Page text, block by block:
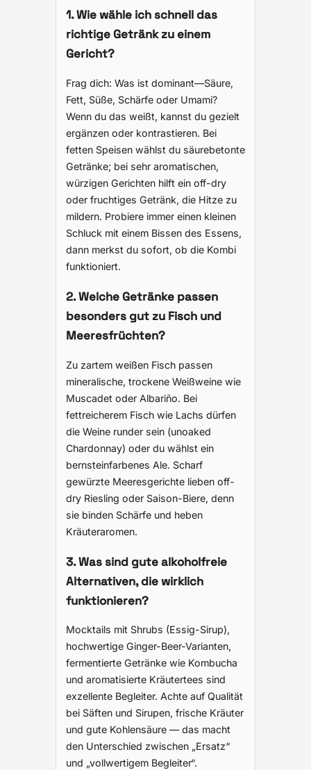
1. Wie wähle ich schnell das
richtige Getränk zu einem
Gericht?
Frag dich: Was ist dominant—Säure,
Fett, Süße, Schärfe oder Umami?
Wenn du das weißt, kannst du gezielt
ergänzen oder kontrastieren. Bei
fetten Speisen wählst du säurebetonte
Getränke; bei sehr aromatischen,
würzigen Gerichten hilft ein off-dry
oder fruchtiges Getränk, die Hitze zu
mildern. Probiere immer einen kleinen
Schluck mit einem Bissen des Essens,
dann merkst du sofort, ob die Kombi
funktioniert.
2. Welche Getränke passen
besonders gut zu Fisch und
Meeresfrüchten?
Zu zartem weißen Fisch passen
mineralische, trockene Weißweine wie
Muscadet oder Albariño. Bei
fettreicherem Fisch wie Lachs dürfen
die Weine runder sein (unoaked
Chardonnay) oder du wählst ein
bernsteinfarbenes Ale. Scharf
gewürzte Meeresgerichte lieben off-
dry Riesling oder Saison-Biere, denn
sie binden Schärfe und heben
Kräuteraromen.
3. Was sind gute alkoholfreie
Alternativen, die wirklich
funktionieren?
Mocktails mit Shrubs (Essig-Sirup),
hochwertige Ginger-Beer-Varianten,
fermentierte Getränke wie Kombucha
und aromatisierte Kräutertees sind
exzellente Begleiter. Achte auf Qualität
bei Säften und Sirupen, frische Kräuter
und gute Kohlensäure — das macht
den Unterschied zwischen „Ersatz“
und „vollwertigem Begleiter“.